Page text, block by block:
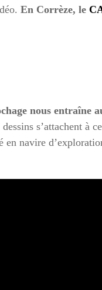
En Corrèze, le
nous entraîne
s’attachent
en navire